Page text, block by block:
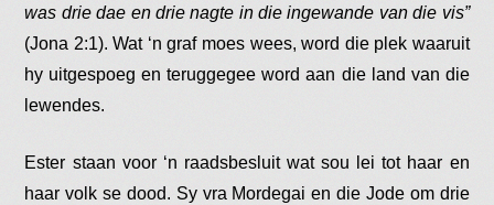
was drie dae en drie nagte in die ingewande van die vis”
(Jona 2:1). Wat ‘n graf moes wees, word die plek waaruit
hy uitgespoeg en teruggegee word aan die land van die
lewendes.
Ester staan voor ‘n raadsbesluit wat sou lei tot haar en
haar volk se dood. Sy vra Mordegai en die Jode om drie